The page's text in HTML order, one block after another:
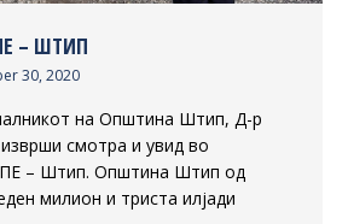
– ШТИП
30, 2020
на Општина Штип, Д-р
смотра и увид во
– Штип. Општина Штип од
милион и триста илјади